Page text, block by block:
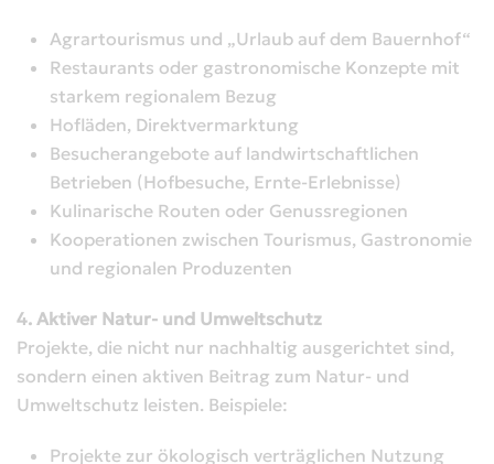
Agrartourismus und „Urlaub auf dem Bauernhof“
Restaurants oder gastronomische Konzepte mit
starkem regionalem Bezug
Hofläden, Direktvermarktung
Besucherangebote auf landwirtschaftlichen
Betrieben (Hofbesuche, Ernte-Erlebnisse)
Kulinarische Routen oder Genussregionen
Kooperationen zwischen Tourismus, Gastronomie
und regionalen Produzenten
4. Aktiver Natur- und Umweltschutz
Projekte, die nicht nur nachhaltig ausgerichtet sind,
sondern einen aktiven Beitrag zum Natur- und
Umweltschutz leisten. Beispiele:
Projekte zur ökologisch verträglichen Nutzung